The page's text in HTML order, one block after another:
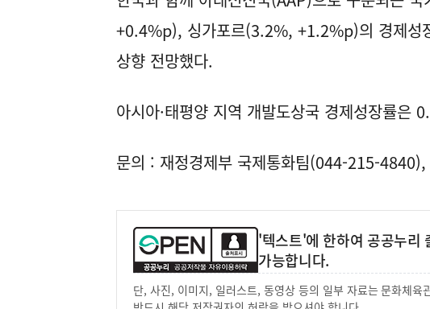
+0.4%p), 싱가포르(3.2%, +1.2%p)의 경제성
상향 전망했다.
아시아·태평양 지역 개발도상국 경제성장률은
문의 : 재정경제부 국제통화팀(044-215-
'텍스트'에 한하여 공공누리
가능합니다.
단, 사진, 이미지, 일러스트, 동영상 등의 일부 자료는 문화체